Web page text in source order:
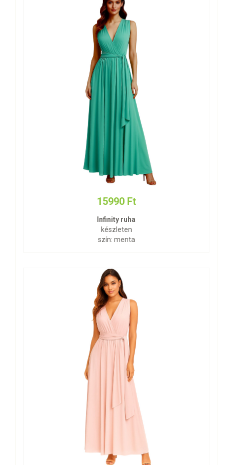
15990 Ft
Infinity ruha
készleten
szín: menta